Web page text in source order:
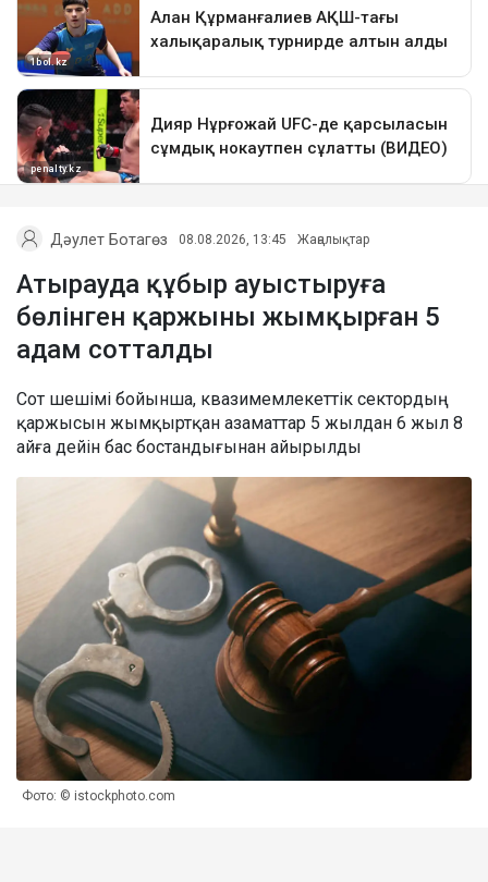
Дәулет Ботагөз 08.08.2026, 13:45 Жаңалықтар
Атырауда құбыр ауыстыруға
бөлінген қаржыны жымқырған 5
адам сотталды
Сот шешімі бойынша, квазимемлекеттік сектордың
қаржысын жымқыртқан азаматтар 5 жылдан 6 жыл 8
айға дейін бас бостандығынан айырылды
Фото: © istockphoto.com